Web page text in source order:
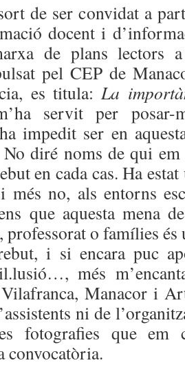
de ser convidat a
docent i
de plans lectors
pel CEP de
es titula:La
servit per
impedit ser en
diré noms de qui
en cada cas. Ha
més no, als entorns
que aquesta mena
professorat o famílies és
i si encara puc
més
Manacor i
ni de
fotografies que em
convocatòria.